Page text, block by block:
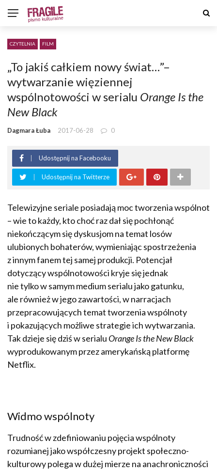
CZYTELNIA FILM
„To jakiś całkiem nowy świat…”–
wytwarzanie więziennej
wspólnotowości w serialu Orange Is the
New Black
Dagmara Łuba 2017-06-28 0
Udostępnij na Facebooku
Udostępnij na Twitterze
Telewizyjne seriale posiadają moc tworzenia wspólnot
– wie to każdy, kto choć raz dał się pochłonąć
niekończącym się dyskusjom na temat losów
ulubionych bohaterów, wymieniając spostrzeżenia
z innym fanem tej samej produkcji. Potencjał
dotyczący wspólnotowości kryje się jednak
nie tylko w samym medium serialu jako gatunku,
ale również w jego zawartości, w narracjach
przepracowujących temat tworzenia wspólnoty
i pokazujących możliwe strategie ich wytwarzania.
Tak dzieje się dziś w serialu Orange Is the New Black
wyprodukowanym przez amerykańską platformę
Netflix.
Widmo wspólnoty
Trudność w zdefiniowaniu pojęcia wspólnoty
rozumianej jako współczesny projekt społeczno-
kulturowy polega w dużej mierze na anachroniczności